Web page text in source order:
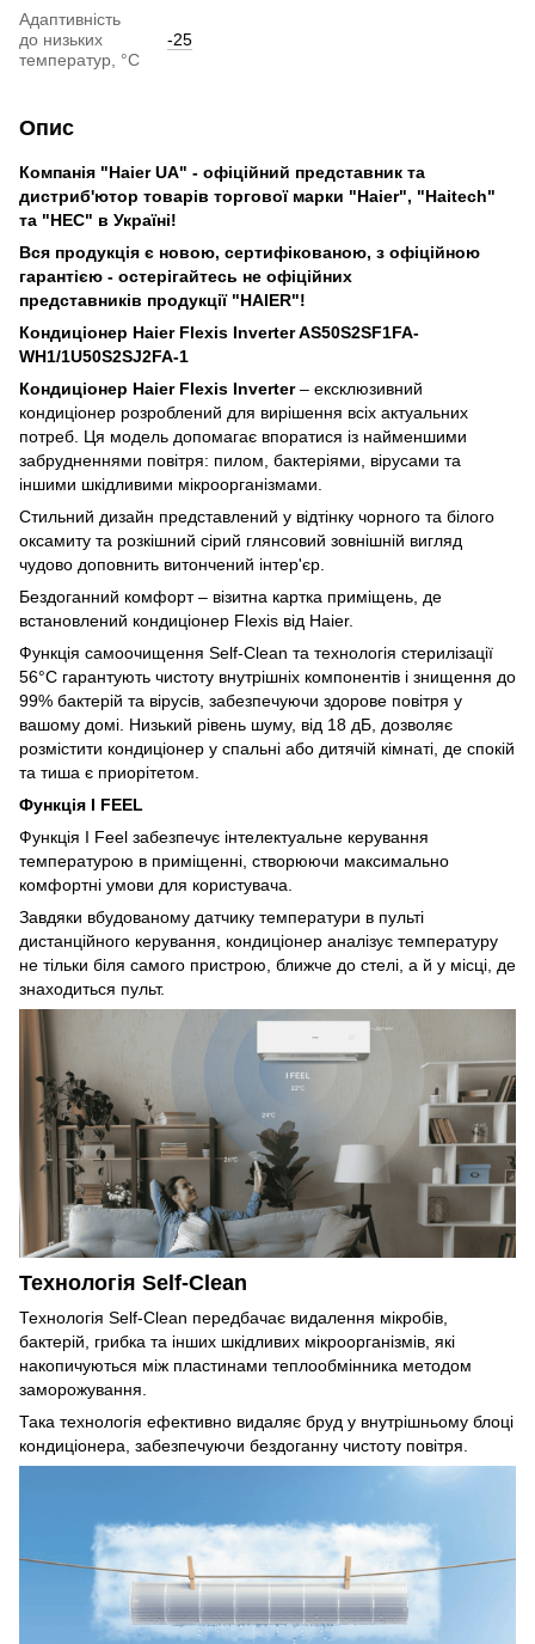
Адаптивність
до низьких
температур, °С
-25
Опис
Компанія "Haier UA" - офіційний представник та
дистриб'ютор товарів торгової марки "Haier", "Haitech"
та "HEC" в Україні!
Вся продукція є новою, сертифікованою, з офіційною
гарантією - остерігайтесь не офіційних
представників продукції "HAIER"!
Кондиціонер Haier Flexis Inverter AS50S2SF1FA-
WH1/1U50S2SJ2FA-1
Кондиціонер Haier Flexis Inverter– ексклюзивний
кондиціонер розроблений для вирішення всіх актуальних
потреб. Ця модель допомагає впоратися із найменшими
забрудненнями повітря: пилом, бактеріями, вірусами та
іншими шкідливими мікроорганізмами.
Стильний дизайн представлений у відтінку чорного та білого
оксамиту та розкішний сірий глянсовий зовнішній вигляд
чудово доповнить витончений інтер'єр.
Бездоганний комфорт – візитна картка приміщень, де
встановлений кондиціонер Flexis від Haier.
Функція самоочищення Self-Clean та технологія стерилізації
56°C гарантують чистоту внутрішніх компонентів і знищення до
99% бактерій та вірусів, забезпечуючи здорове повітря у
вашому домі. Низький рівень шуму, від 18 дБ, дозволяє
розмістити кондиціонер у спальні або дитячій кімнаті, де спокій
та тиша є приорітетом.
Функція I FEEL
Функція I Feel забезпечує інтелектуальне керування
температурою в приміщенні, створюючи максимально
комфортні умови для користувача.
Завдяки вбудованому датчику температури в пульті
дистанційного керування, кондиціонер аналізує температуру
не тільки біля самого пристрою, ближче до стелі, а й у місці, де
знаходиться пульт.
Технологія Self-Clean
Технологія Self-Clean передбачає видалення мікробів,
бактерій, грибка та інших шкідливих мікроорганізмів, які
накопичуються між пластинами теплообмінника методом
заморожування.
Така технологія ефективно видаляє бруд у внутрішньому блоці
кондиціонера, забезпечуючи бездоганну чистоту повітря.